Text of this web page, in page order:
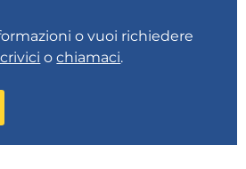
o vuoi richiedere
ochiamaci.